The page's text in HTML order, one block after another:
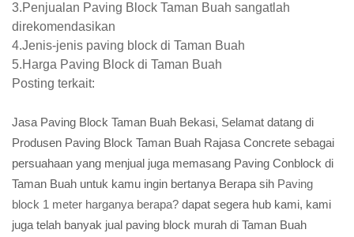
3.Penjualan Paving Block Taman Buah sangatlah
direkomendasikan
4.Jenis-jenis paving block di Taman Buah
5.Harga Paving Block di Taman Buah
Posting terkait:
Jasa Paving Block Taman Buah Bekasi, Selamat datang di
Produsen Paving Block Taman Buah Rajasa Concrete sebagai
persuahaan yang menjual juga memasang Paving Conblock di
Taman Buah untuk kamu ingin bertanya Berapa sih Paving
block 1 meter harganya berapa? dapat segera hub kami, kami
juga telah banyak jual paving block murah di Taman Buah